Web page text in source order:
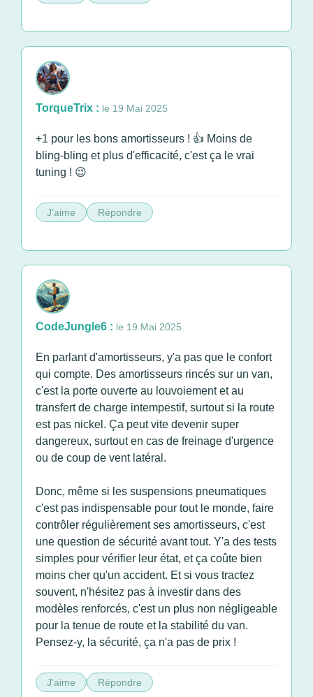
TorqueTrix : le 19 Mai 2025
+1 pour les bons amortisseurs ! 👍 Moins de
bling-bling et plus d'efficacité, c'est ça le vrai
tuning ! 😉
J'aime Répondre
CodeJungle6 : le 19 Mai 2025
En parlant d'amortisseurs, y'a pas que le confort
qui compte. Des amortisseurs rincés sur un van,
c'est la porte ouverte au louvoiement et au
transfert de charge intempestif, surtout si la route
est pas nickel. Ça peut vite devenir super
dangereux, surtout en cas de freinage d'urgence
ou de coup de vent latéral.
Donc, même si les suspensions pneumatiques
c'est pas indispensable pour tout le monde, faire
contrôler régulièrement ses amortisseurs, c'est
une question de sécurité avant tout. Y'a des tests
simples pour vérifier leur état, et ça coûte bien
moins cher qu'un accident. Et si vous tractez
souvent, n'hésitez pas à investir dans des
modèles renforcés, c'est un plus non négligeable
pour la tenue de route et la stabilité du van.
Pensez-y, la sécurité, ça n'a pas de prix !
J'aime Répondre